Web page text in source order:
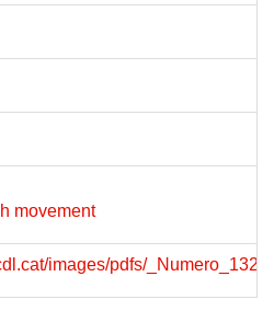
movement
images/pdfs/